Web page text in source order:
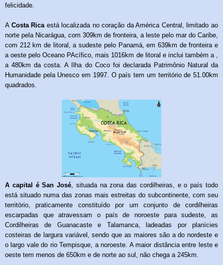
felicidade.
A Costa Ricaestá localizada no coração da América Central , limitado ao
norte pela Nicarágua, com 309km de fronteira, a leste pelo mar do Caribe,
com 212 km de litoral , a sudeste pelo Panamá, em 639km de fronteirae
a oeste pelo Oceano PAcífico, mais 1016km de litoral e inclui também a ,
a 480km da costa. A Ilha do Coco foi declarada Patrimônio Natural da
Humanidade pela Unesco em 1997. O país tem um território de 51.00km
quadrados.
A capital é San José, situada na zona das cordilheiras, e o país todo
está situado numa das zonas mais estreitas do subcontinente, com seu
território, praticamente constituído por um conjunto de cordilheiras
escarpadas que atravessam o país de noroeste para sudeste, as
Cordilheiras de Guanacaste e Talamanca, ladeadas por planícies
costeiras de largura variável, sendo que as maiores são a do nordeste e
o largo vale do rio Tempisque, a noroeste. A maior distância entre leste e
oeste tem menos de 650km e de norte ao sul, não chega a 245km.